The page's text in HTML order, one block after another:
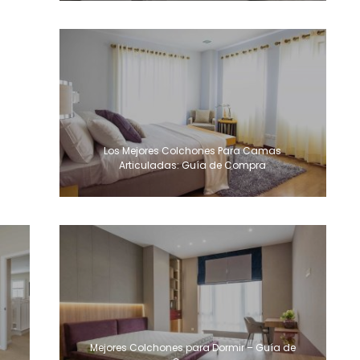
Los Mejores Colchones Para Camas
Articuladas: Guía de Compra
Mejores Colchones para Dormir – Guía de